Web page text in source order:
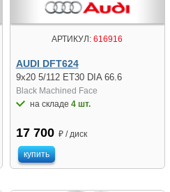
АРТИКУЛ: 616916
AUDI DFT624
9x20 5/112 ET30 DIA 66.6
Black Machined Face
на складе 4 шт.
17 700 ₽ / диск
купить